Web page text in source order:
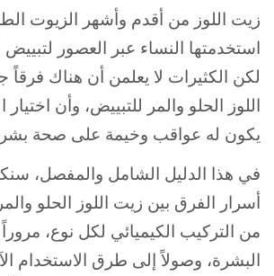
زيت اللوز من أقدم وأشهر الزيوت
استخدمتها النساء عبر العصور لتبييض
لكن الكثيرات لا يعلمن أن هناك فرقاً
اللوز الحلو والمر للتبييض، وأن
يكون له عواقب وخيمة على صحة
في هذا الدليل الشامل والمفصل،
أسرار الفرق بين زيت اللوز الحلو
من التركيب الكيميائي لكل نوع،
البشرة، وصولاً إلى طرق الاستخدام